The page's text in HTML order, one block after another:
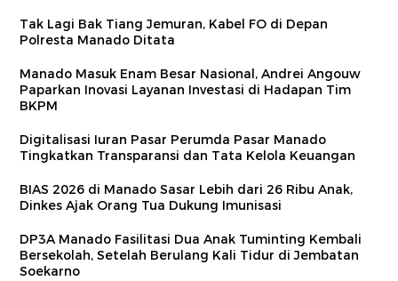
Tak Lagi Bak Tiang Jemuran, Kabel FO di Depan
Polresta Manado Ditata
Manado Masuk Enam Besar Nasional, Andrei Angouw
Paparkan Inovasi Layanan Investasi di Hadapan Tim
BKPM
Digitalisasi Iuran Pasar Perumda Pasar Manado
Tingkatkan Transparansi dan Tata Kelola Keuangan
BIAS 2026 di Manado Sasar Lebih dari 26 Ribu Anak,
Dinkes Ajak Orang Tua Dukung Imunisasi
DP3A Manado Fasilitasi Dua Anak Tuminting Kembali
Bersekolah, Setelah Berulang Kali Tidur di Jembatan
Soekarno